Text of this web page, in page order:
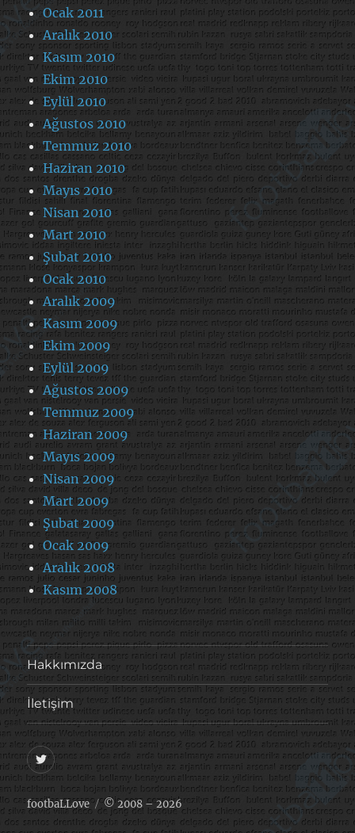
Ocak 2011
Aralık 2010
Kasım 2010
Ekim 2010
Eylül 2010
Ağustos 2010
Temmuz 2010
Haziran 2010
Mayıs 2010
Nisan 2010
Mart 2010
Şubat 2010
Ocak 2010
Aralık 2009
Kasım 2009
Ekim 2009
Eylül 2009
Ağustos 2009
Temmuz 2009
Haziran 2009
Mayıs 2009
Nisan 2009
Mart 2009
Şubat 2009
Ocak 2009
Aralık 2008
Kasım 2008
Hakkımızda
İletişim
@footballove
footbaLLove © 2008 – 2026